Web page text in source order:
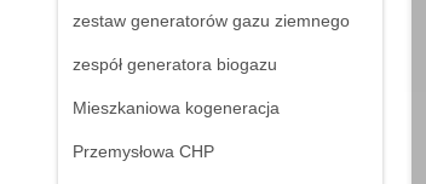
zestaw generatorów gazu ziemnego
zespół generatora biogazu
Mieszkaniowa kogeneracja
Przemysłowa CHP